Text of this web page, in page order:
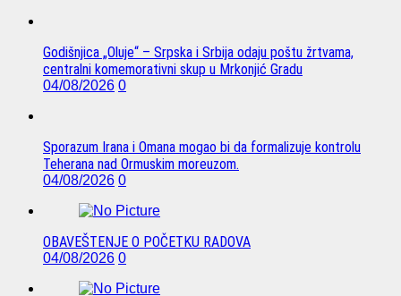
Godišnjica „Oluje“ – Srpska i Srbija odaju poštu žrtvama,
centralni komemorativni skup u Mrkonjić Gradu
04/08/2026 0
Sporazum Irana i Omana mogao bi da formalizuje kontrolu
Teherana nad Ormuskim moreuzom.
04/08/2026 0
OBAVEŠTENJE O POČETKU RADOVA
04/08/2026 0